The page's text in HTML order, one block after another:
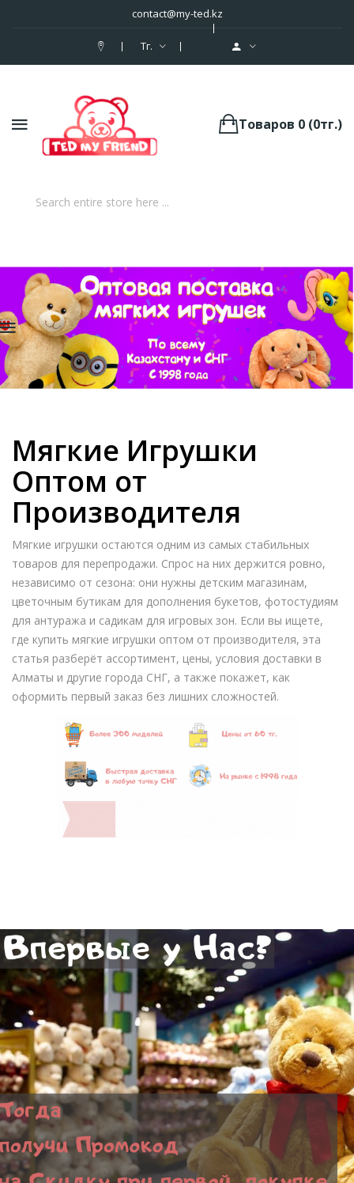
contact@my-ted.kz
Тг.
Товаров 0 (0тг.)
Мягкие Игрушки
Оптом от
Производителя
Мягкие игрушки остаются одним из самых стабильных
товаров для перепродажи. Спрос на них держится ровно,
независимо от сезона: они нужны детским магазинам,
цветочным бутикам для дополнения букетов, фотостудиям
для антуража и садикам для игровых зон. Если вы ищете,
где купить мягкие игрушки оптом от производителя, эта
статья разберёт ассортимент, цены, условия доставки в
Алматы и другие города СНГ, а также покажет, как
оформить первый заказ без лишних сложностей.